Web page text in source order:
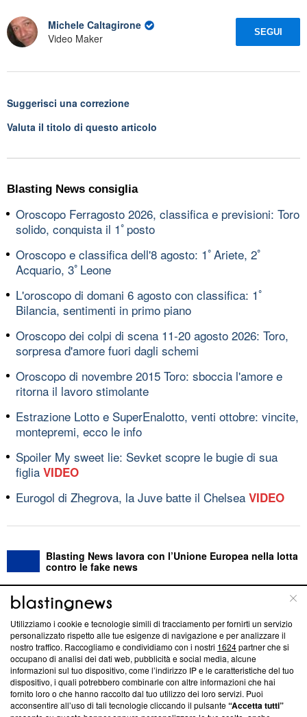
Michele Caltagirone
Video Maker
SEGUI
Suggerisci una correzione
Valuta il titolo di questo articolo
Blasting News consiglia
Oroscopo Ferragosto 2026, classifica e previsioni: Toro
solido, conquista il 1ﾟposto
Oroscopo e classifica dell'8 agosto: 1ﾟAriete, 2ﾟ
Acquario, 3ﾟLeone
L'oroscopo di domani 6 agosto con classifica: 1ﾟ
Bilancia, sentimenti in primo piano
Oroscopo dei colpi di scena 11-20 agosto 2026: Toro,
sorpresa d'amore fuori dagli schemi
Oroscopo di novembre 2015 Toro: sboccia l'amore e
ritorna il lavoro stimolante
Estrazione Lotto e SuperEnalotto, venti ottobre: vincite,
montepremi, ecco le info
Spoiler My sweet lie: Sevket scopre le bugie di sua
figlia VIDEO
Eurogol di Zhegrova, la Juve batte il Chelsea VIDEO
Blasting News lavora con l’Unione Europea nella lotta
contro le fake news
ABOUT LINEA EDITORIALE
Questa sezione offre informazioni trasparenti su Blasting
News, sui nostri processi editoriali e su come ci impegniamo a
creare news di qualità. Inoltre, afferma la nostra aderenza a
‘Trust Project - News with Integrity’Blasting News non è
ancora membro del programma, ma ha richiesto di farne
parte; Trust Project non ha ancora effettuato una verifica di
Utilizziamo i cookie e tecnologie simili di tracciamento per fornirti un servizio
personalizzato rispetto alle tue esigenze di navigazione e per analizzare il
nostro traffico. Raccogliamo e condividiamo con i nostri 1624partner che si
occupano di analisi dei dati web, pubblicità e social media, alcune
informazioni sul tuo dispositivo, come l’indirizzo IP e le caratteristiche del tuo
dispositivo, i quali potrebbero combinarle con altre informazioni che hai
fornito loro o che hanno raccolto dal tuo utilizzo dei loro servizi. Puoi
acconsentire all’uso di tali tecnologie cliccando il pulsante“Accetta tutti”